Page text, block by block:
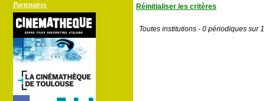
Partenaires
Réinitialiser les critères
Toutes institutions - 0 périodiques sur